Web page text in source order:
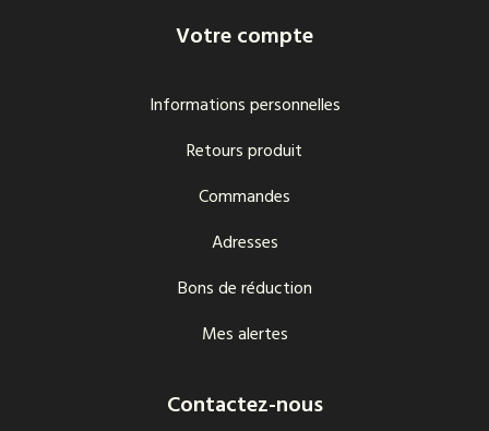
Votre compte
Informations personnelles
Retours produit
Commandes
Adresses
Bons de réduction
Mes alertes
Contactez-nous